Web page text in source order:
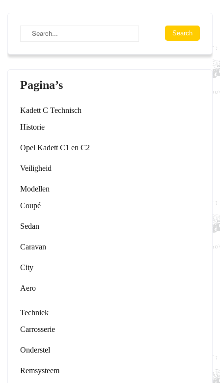
Pagina’s
Kadett C Technisch
Historie
Opel Kadett C1 en C2
Veiligheid
Modellen
Coupé
Sedan
Caravan
City
Aero
Techniek
Carrosserie
Onderstel
Remsysteem